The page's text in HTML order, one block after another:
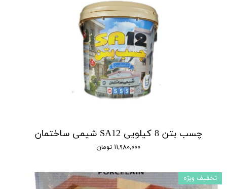
چسب بتن 8 کیلویی SA12 شیمی ساختمان
۱۱,۹۸۰,۰۰۰ تومان
تخفیف ویژه